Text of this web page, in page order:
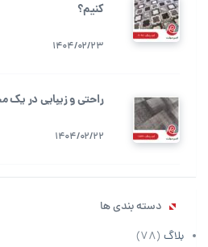
کنیم؟
1404/02/23
راحتی و زیبایی در
1404/02/22
دسته بندی ها
بلاگ (78)